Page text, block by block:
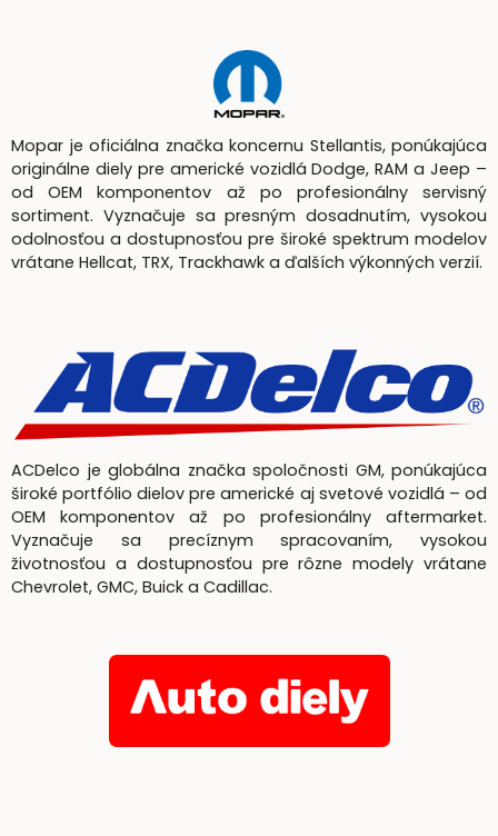
Mopar je oficiálna značka koncernu Stellantis, ponúkajúca
originálne diely pre americké vozidlá Dodge, RAM a Jeep –
od OEM komponentov až po profesionálny servisný
sortiment. Vyznačuje sa presným dosadnutím, vysokou
odolnosťou a dostupnosťou pre široké spektrum modelov
vrátane Hellcat, TRX, Trackhawk a ďalších výkonných verzií.
ACDelco je globálna značka spoločnosti GM, ponúkajúca
široké portfólio dielov pre americké aj svetové vozidlá – od
OEM komponentov až po profesionálny aftermarket.
Vyznačuje sa precíznym spracovaním, vysokou
životnosťou a dostupnosťou pre rôzne modely vrátane
Chevrolet, GMC, Buick a Cadillac.